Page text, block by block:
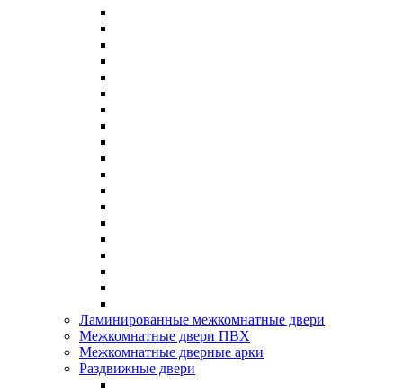
Ламинированные межкомнатные двери
Межкомнатные двери ПВХ
Межкомнатные дверные арки
Раздвижные двери